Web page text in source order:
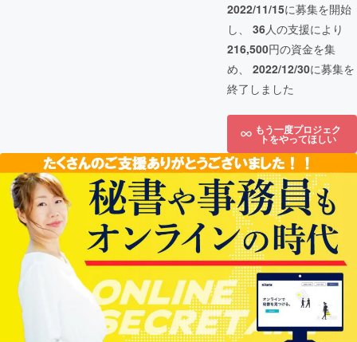
2022/11/15に募集を開始
し、 36人の支援により
216,500円の資金を集
め、 2022/12/30に募集を
終了しました
もう一度プロジェク
トをやってほしい